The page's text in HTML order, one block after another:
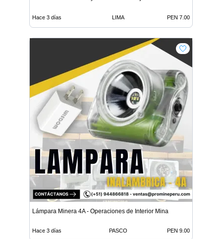
Hace 3 días LIMA PEN 7.00
Lámpara Minera 4A - Operaciones de Interior Mina
Hace 3 días PASCO PEN 9.00